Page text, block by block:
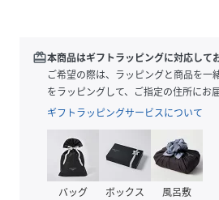
38／40／41 ⇒ 38・40・41 mm
Calmaシリーズのバッグや小物と同
た革本来のしなやかさを感じられる
時間をかけて染色することでた落ち
込むほどに美しいエイジングをお楽
ベルトの裏面には直接肌に触れるこ
redeem本商品はギフトラッピングに対応して
ご希望の際は、ラッピングと商品を一
をラッピングして、ご指定の住所にお
ギフトラッピングサービスについて
バッグ ボックス 風呂敷